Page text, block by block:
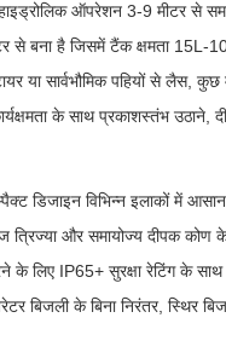
हाइड्रोलिक ऑपरेशन 3-9 मीटर से
बना है जिसमें टैंक क्षमता 15L-
या सार्वभौमिक पहियों से लैस,
के साथ प्रकाशस्तंभ
डिजाइन विभिन्न इलाकों में
और समायोज्य दीपक कोण
के लिए IP65+ सुरक्षा रेटिंग के साथ
बिजली के बिना निरंतर, स्थिर